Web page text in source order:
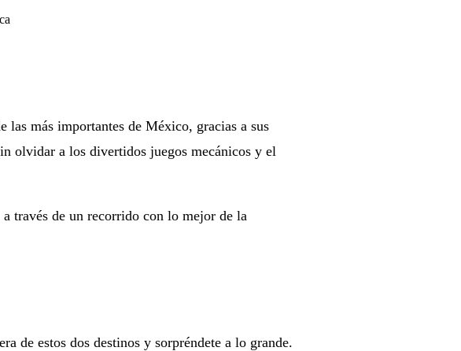
las más importantes de México, gracias a sus
olvidar a los divertidos juegos mecánicos y el
través de un recorrido con lo mejor de la
de estos dos destinos y sorpréndete a lo grande.